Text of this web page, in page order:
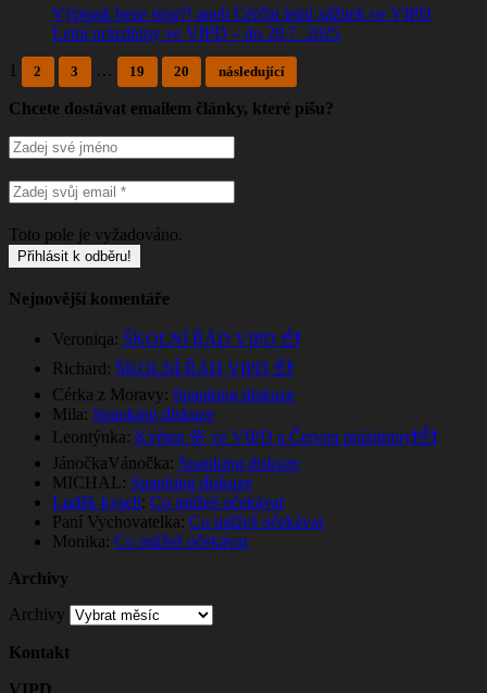
Výprask beze stop?! aneb Cérčin letní zážitek ve VIPD
Letní prázdniny ve VIPD – do 20.7. 2025
1
2 3 … 19 20 následující
Chcete dostávat emailem články, které píšu?
Toto pole je vyžadováno.
Nejnovější komentáře
Veroniqa: ŠKOLNÍ ŘÁD VIPD ☝️❗
Richard: ŠKOLNÍ ŘÁD VIPD ☝️❗
Cérka z Moravy: Spanking diskuze
Mila: Spanking diskuze
Leontýnka: Květen 🌸 ve VIPD a Červen prázdniny❗☝️❗
JánočkaVánočka: Spanking diskuze
MICHAL: Spanking diskuze
Luděk kyseli: Co můžeš očekávat
Paní Vychovatelka: Co můžeš očekávat
Monika: Co můžeš očekávat
Archivy
Archivy
Kontakt
VIPD